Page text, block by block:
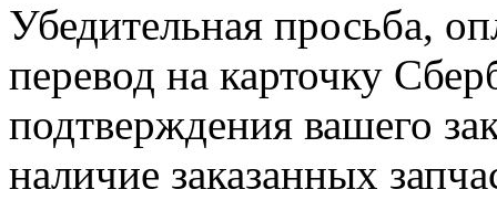
Убедительная просьба,
перевод на карточку
подтверждения вашего
наличие заказанных